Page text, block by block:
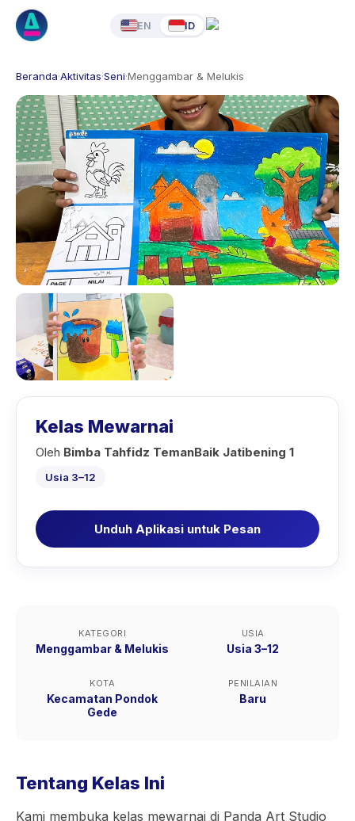
EN ID
Beranda·Aktivitas·Seni·Menggambar & Melukis
Kelas Mewarnai
Oleh Bimba Tahfidz TemanBaik Jatibening 1
Usia 3–12
Unduh Aplikasi untuk Pesan
KATEGORI
Menggambar & Melukis
USIA
Usia 3–12
KOTA
Kecamatan Pondok
Gede
PENILAIAN
Baru
Tentang Kelas Ini
Kami membuka kelas mewarnai di Panda Art Studio